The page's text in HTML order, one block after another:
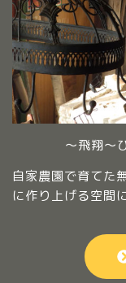
～飛翔～
自家農園で育てた
に作り上げる空間